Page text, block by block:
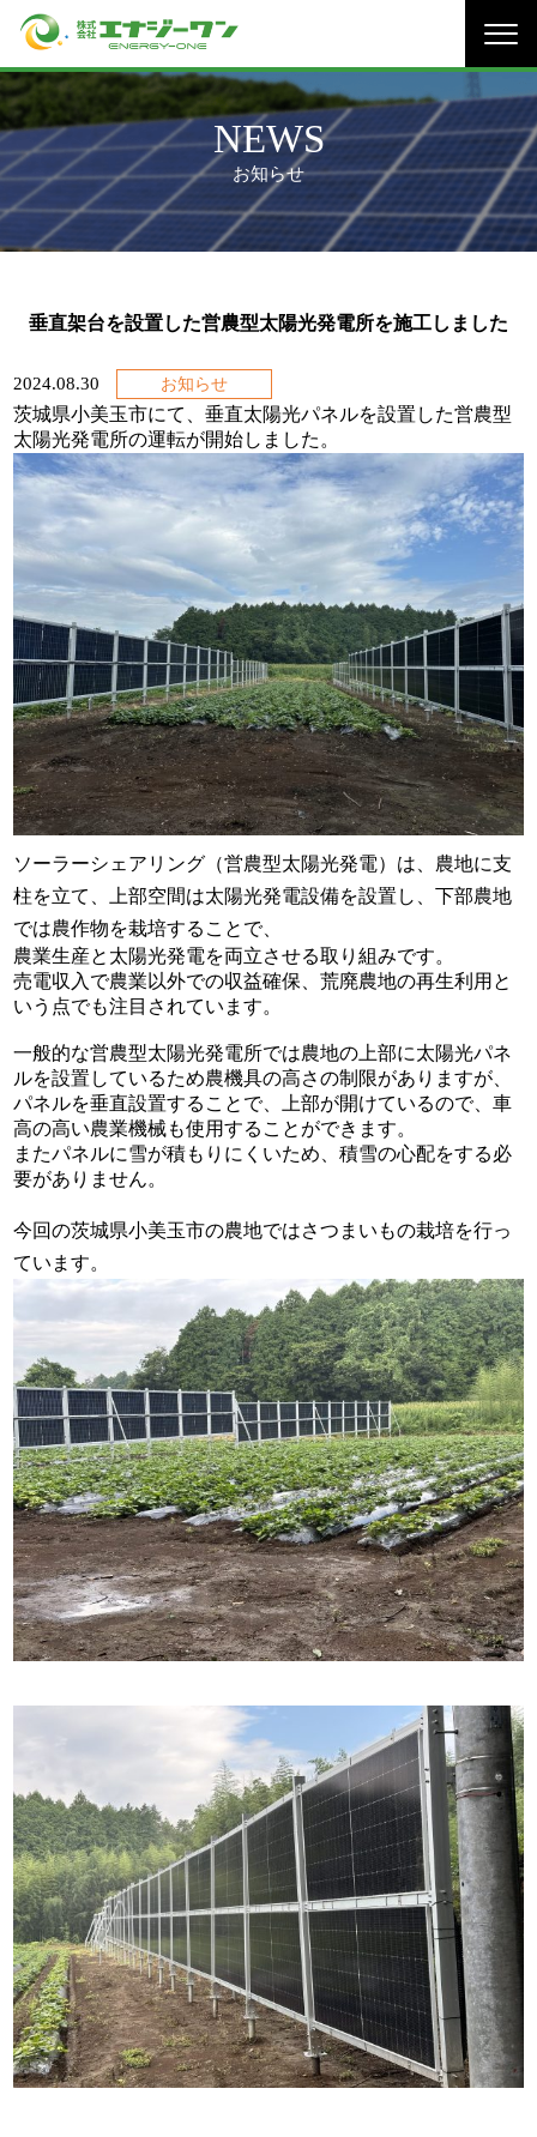
TOP
NEWS
製品販売
事業内容
太陽光発電システム
PPAモデル
施工実績
採用情報
お問合せ
NEWS
お知らせ
垂直架台を設置した営農型太陽光発電所を施工しました
2024.08.30 お知らせ
茨城県小美玉市にて、垂直太陽光パネルを設置した営農型
太陽光発電所の運転が開始しました。
ソーラーシェアリング（営農型太陽光発電）は、農地に支
柱を立て、上部空間は太陽光発電設備を設置し、下部農地
では農作物を栽培することで、
農業生産と太陽光発電を両立させる取り組みです。
売電収入で農業以外での収益確保、荒廃農地の再生利用と
いう点でも注目されています。
一般的な営農型太陽光発電所では農地の上部に太陽光パネ
ルを設置しているため農機具の高さの制限がありますが、
パネルを垂直設置することで、上部が開けているので、車
高の高い農業機械も使用することができます。
またパネルに雪が積もりにくいため、積雪の心配をする必
要がありません。
今回の茨城県小美玉市の農地ではさつまいもの栽培を行っ
ています。